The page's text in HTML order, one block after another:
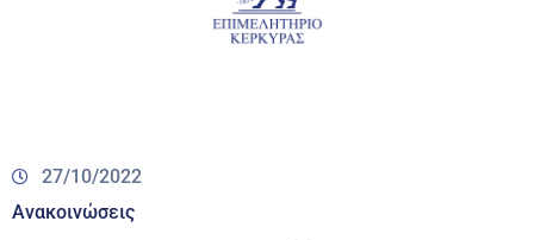
27/10/2022
Ανακοινώσεις